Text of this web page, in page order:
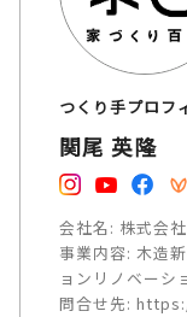
つくり手プロフ
関尾 英隆
会社名: 株式会
事業内容: 木造
ョンリノベーシ
問合せ先: